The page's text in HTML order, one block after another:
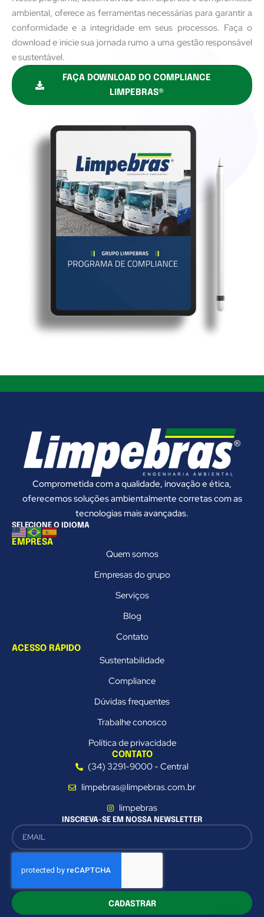
ambiental, oferece as ferramentas necessárias para garantir a
conformidade e a integridade em seus processos. Faça o
download e inicie sua jornada rumo a uma gestão responsável
e sustentável.
FAÇA DOWNLOAD DO COMPLIANCE
LIMPEBRAS®
Comprometida com a qualidade, inovação e ética,
oferecemos soluções ambientalmente corretas com as
tecnologias mais avançadas.
SELECIONE O IDIOMA
EMPRESA
Quem somos
Empresas do grupo
Serviços
Blog
Contato
ACESSO RÁPIDO
Sustentabilidade
Compliance
Dúvidas frequentes
Trabalhe conosco
Política de privacidade
CONTATO
(34) 3291-9000 - Central
limpebras@limpebras.com.br
limpebras
INSCREVA-SE EM NOSSA NEWSLETTER
CADASTRAR